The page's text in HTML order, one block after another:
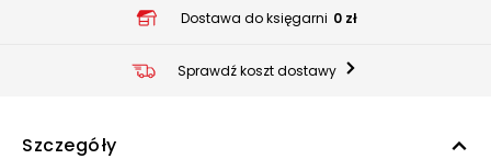
Dostawa do księgarni 0 zł
Sprawdź koszt dostawy
Szczegóły